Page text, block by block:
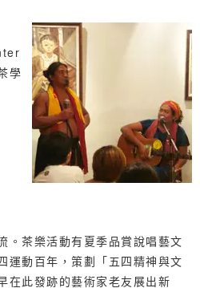
學
。茶樂活動有夏季品賞說唱藝文
運動百年，策劃「五四精神與文
在此發跡的藝術家老友展出新